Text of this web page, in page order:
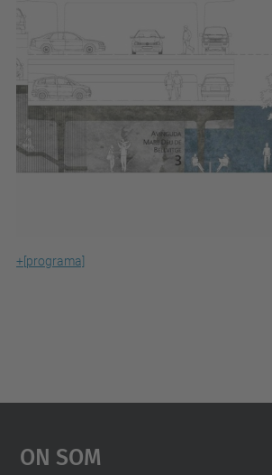
+[programa]
On Som